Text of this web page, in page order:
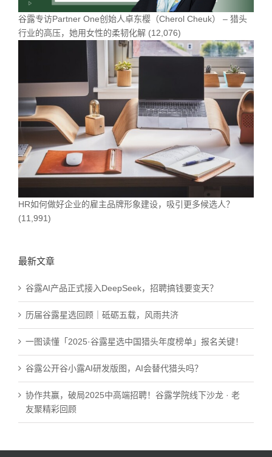
谷露专访Partner One创始人卓东樱（Cherol Cheuk） – 猎头
行业的高压，她用女性的柔韧化解 (12,076)
HR如何做好企业的雇主品牌形象建设，吸引更多候选人？
(11,991)
最新文章
谷露AI产品正式接入DeepSeek，招聘搞钱要变天？
历届谷露星选回顾｜砥砺五载，风雨共济
一图读懂「2025·谷露星选中国猎头年度榜单」报名关键！
谷露公开谷小露AI研发版图，AI会替代猎头吗？
协作共赢，破局2025中高端招聘！谷露学院线下沙龙 · 老
友聚精彩回顾